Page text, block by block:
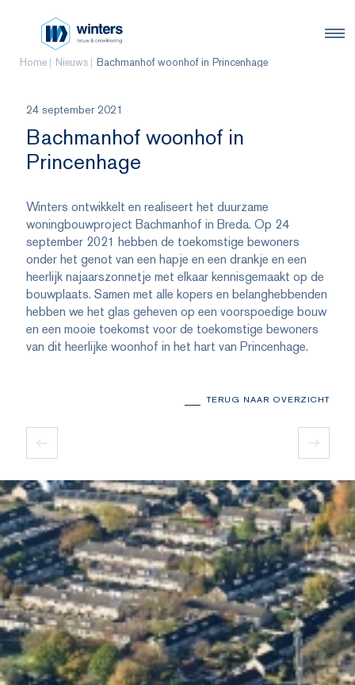
Home Nieuws Bachmanhof woonhof in Princenhage
24 september 2021
Bachmanhof woonhof in
Princenhage
Winters ontwikkelt en realiseert het duurzame
woningbouwproject Bachmanhof in Breda. Op 24
september 2021 hebben de toekomstige bewoners
onder het genot van een hapje en een drankje en een
heerlijk najaarszonnetje met elkaar kennisgemaakt op de
bouwplaats. Samen met alle kopers en belanghebbenden
hebben we het glas geheven op een voorspoedige bouw
en een mooie toekomst voor de toekomstige bewoners
van dit heerlijke woonhof in het hart van Princenhage.
TERUG NAAR OVERZICHT